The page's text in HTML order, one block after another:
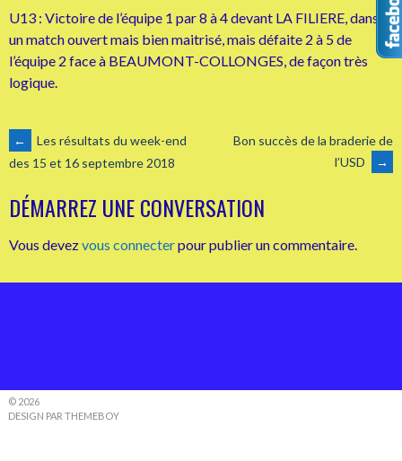
U13 : Victoire de l’équipe 1 par 8 à 4 devant LA FILIERE, dans
un match ouvert mais bien maitrisé, mais défaite 2 à 5 de
l’équipe 2 face à BEAUMONT-COLLONGES, de façon très
logique.
NAVIGATION
DES
ARTICLES
←
Les résultats du week-end
des 15 et 16 septembre 2018
Bon succès de la braderie de
l’USD
→
DÉMARREZ UNE CONVERSATION
Vous devezvous connecterpour publier un commentaire.
© 2026
DESIGN PAR THEMEBOY